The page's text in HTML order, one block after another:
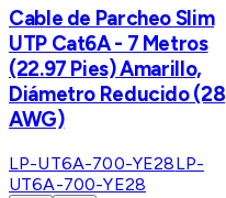
Cable de Parcheo Slim
UTP Cat6A - 7 Metros
(22.97 Pies) Amarillo,
Diámetro Reducido (28
AWG)
LP-UT6A-700-YE28LP-
UT6A-700-YE28